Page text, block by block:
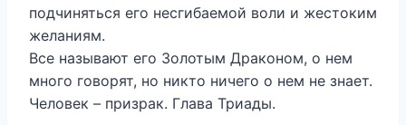
подчиняться его несгибаемой воли и жестоким
желаниям.
Все называют его Золотым Драконом, о нем
много говорят, но никто ничего о нем не знает.
Человек – призрак. Глава Триады.